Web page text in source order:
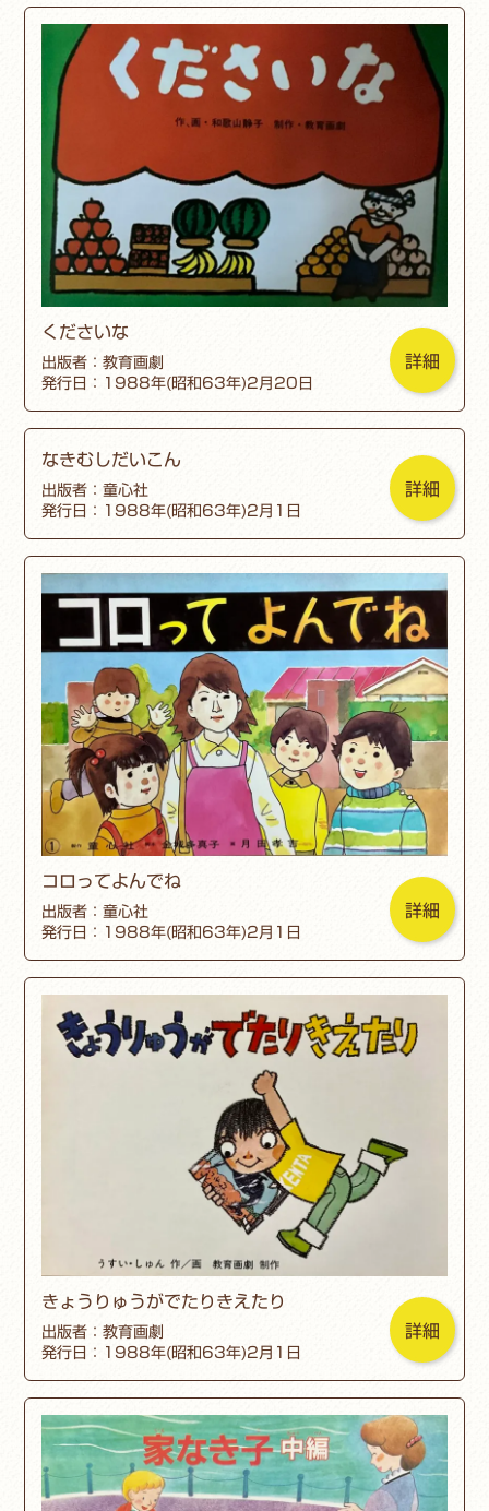
くださいな
出版者：教育画劇
発行日：1988年(昭和63年)2月20日
詳細
なきむしだいこん
出版者：童心社
発行日：1988年(昭和63年)2月1日
詳細
コロってよんでね
出版者：童心社
発行日：1988年(昭和63年)2月1日
詳細
きょうりゅうがでたりきえたり
出版者：教育画劇
発行日：1988年(昭和63年)2月1日
詳細